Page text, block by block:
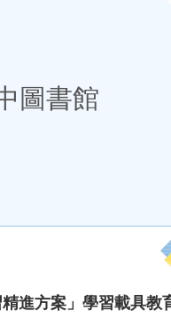
圖書館
精進方案」學習載具教